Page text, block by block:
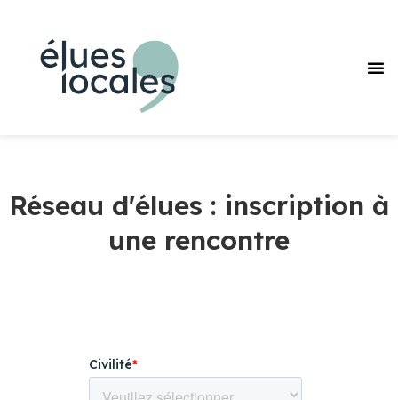
Réseau d'élues : inscription à
une rencontre